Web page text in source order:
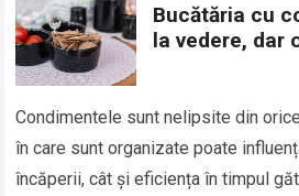
Bucătăria cu
la vedere, dar
Condimentele sunt nelipsite din
în care sunt organizate poate
încăperii, cât și eficiența în timpul